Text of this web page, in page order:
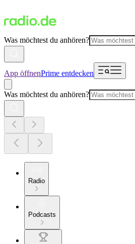
Was möchtest du anhören?
App öffnenPrime entdecken
Was möchtest du anhören?
Radio
Podcasts